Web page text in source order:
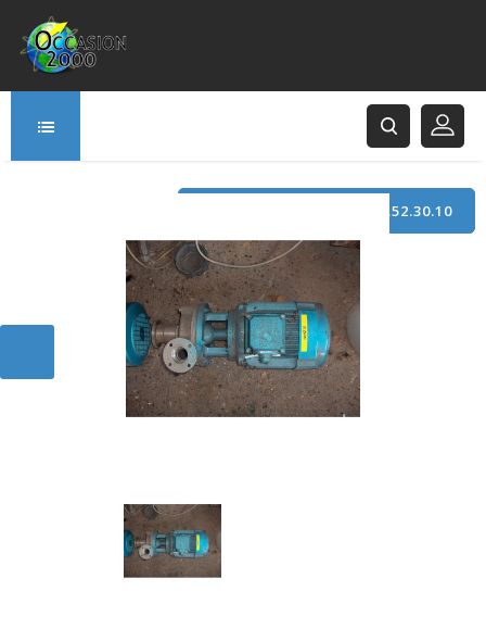
TÉLÉPHONE : +33 (0)3.21.52.30.10
166 Rue Principale
62120 Saint-Hilaire-Cottes